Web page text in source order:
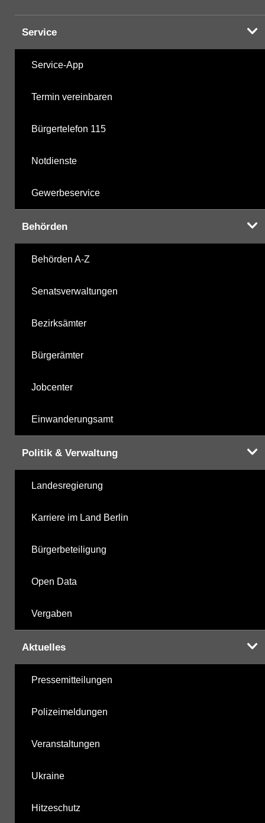
Service
Service-App
Termin vereinbaren
Bürgertelefon 115
Notdienste
Gewerbeservice
Behörden
Behörden A-Z
Senatsverwaltungen
Bezirksämter
Bürgerämter
Jobcenter
Einwanderungsamt
Politik & Verwaltung
Landesregierung
Karriere im Land Berlin
Bürgerbeteiligung
Open Data
Vergaben
Aktuelles
Pressemitteilungen
Polizeimeldungen
Veranstaltungen
Ukraine
Hitzeschutz